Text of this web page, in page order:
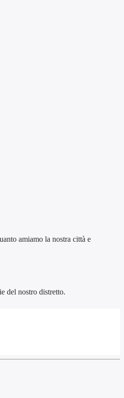
amiamo la nostra città e
del nostro distretto.